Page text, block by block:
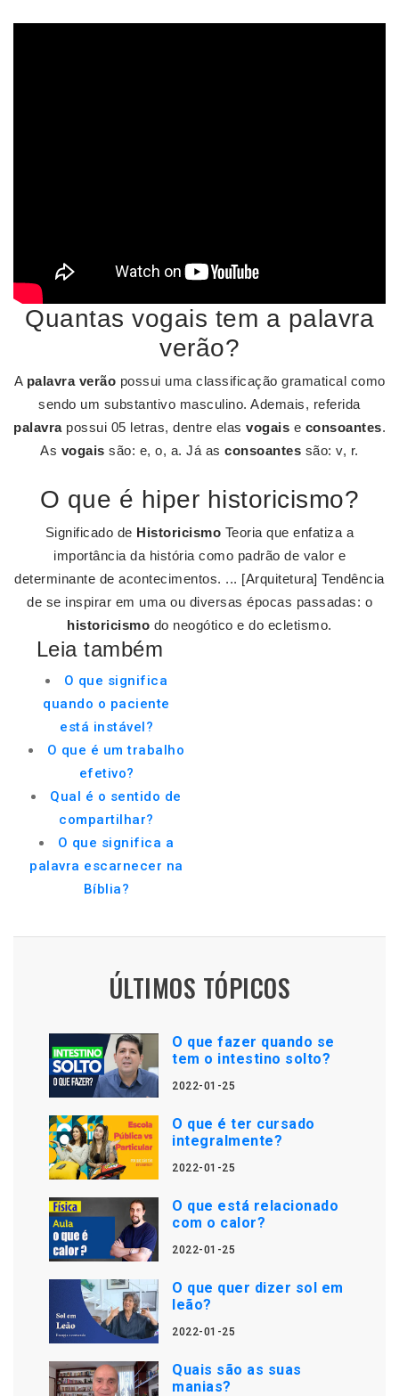
Quantas vogais tem a palavra
verão?
A palavra verão possui uma classificação gramatical como
sendo um substantivo masculino. Ademais, referida
palavrapossui 05 letras, dentre elas vogais e consoantes.
As vogais são: e, o, a. Já asconsoantes são: v, r.
O que é hiper historicismo?
Significado de Historicismo Teoria que enfatiza a
importância da história como padrão de valor e
determinante de acontecimentos. ... [Arquitetura] Tendência
de se inspirar em uma ou diversas épocas passadas: o
historicismo do neogótico e do ecletismo.
Leia também
O que significa
quando o paciente
está instável?
O que é um trabalho
efetivo?
Qual é o sentido de
compartilhar?
O que significa a
palavra escarnecer na
Bíblia?
ÚLTIMOS TÓPICOS
O que fazer quando se
tem o intestino solto?
2022-01-25
O que é ter cursado
integralmente?
2022-01-25
O que está relacionado
com o calor?
2022-01-25
O que quer dizer sol em
leão?
2022-01-25
Quais são as suas
manias?